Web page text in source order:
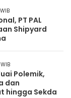
PT PAL
Shipyard
Polemik,
dan
hingga Sekda